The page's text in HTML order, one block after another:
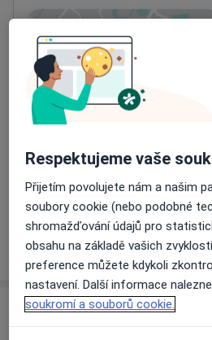
Dostupnost
Na této adrese online
Co mám v takové situaci
Způsoby platby (soukromé
Na teto adrese lékař přijímá
Detaily
Více
o
Názory
Respektujeme vaše
Přijetím povolujete nám a našim
soubory cookie (nebo podobné
shromažďování údajů pro
obsahu na základě vašich
preference můžete kdykoli
nastavení. Další informace
soukromí a souborů cookie.